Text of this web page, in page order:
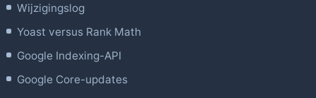
Wijzigingslog
Yoast versus Rank Math
Google Indexing-API
Google Core-updates